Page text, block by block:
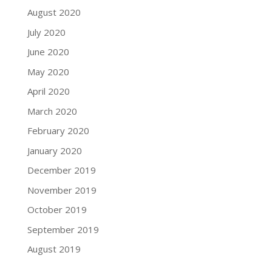
August 2020
July 2020
June 2020
May 2020
April 2020
March 2020
February 2020
January 2020
December 2019
November 2019
October 2019
September 2019
August 2019